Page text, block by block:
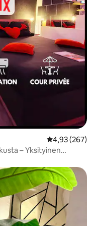
4,93 (267)
– Yksityinen